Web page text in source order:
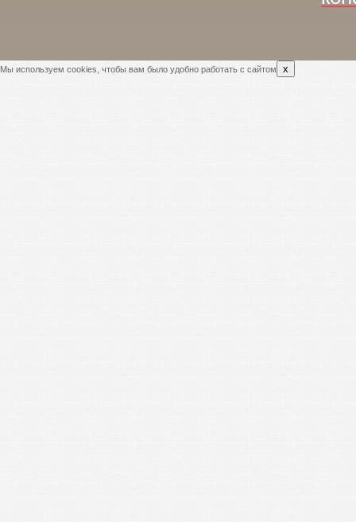
Мы используем cookies, чтобы вам было удобно работать с сайтом x